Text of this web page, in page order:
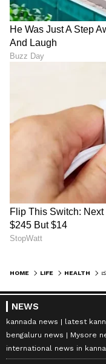
HOME LIFE HEALTH
NEWS
kannada news latest
bengaluru news
Mysore
international news in